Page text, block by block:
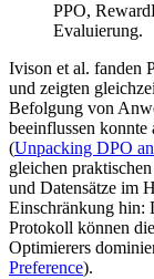
PPO,
Evaluierung.
Ivison et al. fanden
und zeigten
Befolgung von
beeinflussen konnte
(Unpacking DPO
gleichen
und Datensätze im
Einschränkung hin:
Protokoll können
Optimierers
Preference).